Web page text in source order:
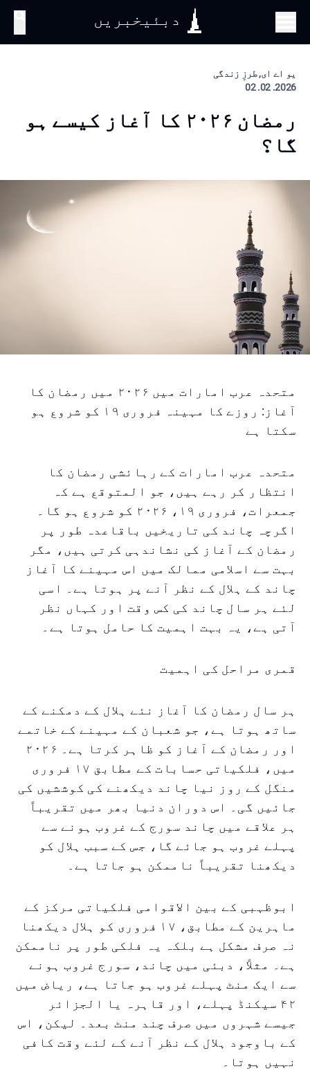
دبئیخبریں
یو اے ای, طرزِ زندگی
2026. 02. 02
رمضان ۲۰۲۶ کا آغاز کیسے ہو
گا؟
متحدہ عرب امارات میں ۲۰۲۶ میں رمضان کا
آغاز: روزے کا مہینہ فروری ۱۹ کو شروع ہو
سکتا ہے
متحدہ عرب امارات کے رہائشی رمضان کا
انتظار کر رہے ہیں، جو المتوقع ہے کہ
جمعرات، فروری ۱۹، ۲۰۲۶ کو شروع ہو گا۔
اگرچہ چاند کی تاریخیں باقاعدہ طور پر
رمضان کے آغاز کی نشاندہی کرتی ہیں، مگر
بہت سے اسلامی ممالک میں اس مہینے کا آغاز
چاند کے ہلال کے نظر آنے پر ہوتا ہے۔ اسی
لئے ہر سال چاند کی کس وقت اور کہاں نظر
آتی ہے، یہ بہت اہمیت کا حامل ہوتا ہے۔
قمری مراحل کی اہمیت
ہر سال رمضان کا آغاز نئے ہلال کے دمکنے کے
ساتھ ہوتا ہے، جو شعبان کے مہینے کے خاتمے
اور رمضان کے آغاز کو ظاہر کرتا ہے۔ ۲۰۲۶
میں، فلکیاتی حسابات کے مطابق ۱۷ فروری
منگل کے روز نیا چاند دیکھنے کی کوششیں کی
جائیں گی۔ اس دوران دنیا بھر میں تقریباً
ہر علاقے میں چاند سورج کے غروب ہونے سے
پہلے غروب ہو جائے گا، جس کے سبب ہلال کو
دیکھنا تقریباً ناممکن ہو جاتا ہے۔
ابوظہبی کے بین الاقوامی فلکیاتی مرکز کے
ماہرین کے مطابق، ۱۷ فروری کو ہلال دیکھنا
نہ صرف مشکل ہے بلکہ یہ فلکی طور پر ناممکن
ہے۔ مثلاً، دبئی میں چاند، سورج غروب ہونے
سے ایک منٹ پہلے غروب ہو جاتا ہے، ریاض میں
۴۲ سیکنڈ پہلے، اور قاہرہ یا الجزائر
جیسے شہروں میں صرف چند منٹ بعد۔ لیکن، اس
کے باوجود ہلال کے نظر آنے کے لئے وقت کافی
نہیں ہوتا۔